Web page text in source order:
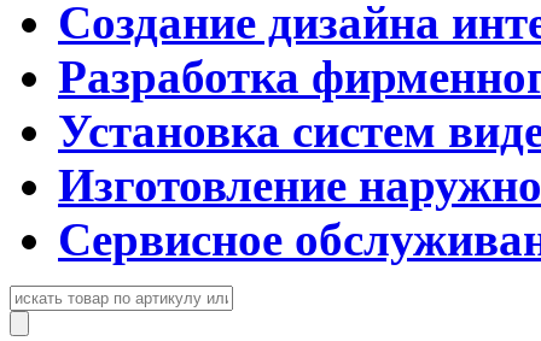
Создание дизайна
Разработка
Установка систем
Изготовление
Сервисное